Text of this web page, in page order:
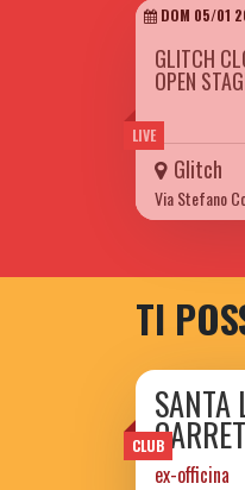
LIVE
DOM 05/01
GLITCH
OPEN
Glitch
Via Stefano
TI
CLUB
ex-officina